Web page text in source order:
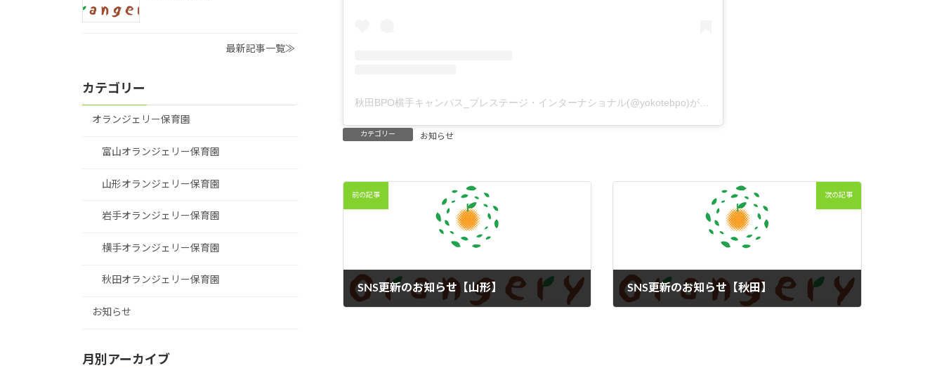
秋田BPO横手キャンパス_プレステージ・インターナショナル(@yokotebpo)がシェアした投稿
カテゴリー お知らせ
前の記事
SNS更新のお知らせ【山形】
次の記事
SNS更新のお知らせ【秋田】
最新記事一覧≫
カテゴリー
オランジェリー保育園
富山オランジェリー保育園
山形オランジェリー保育園
岩手オランジェリー保育園
横手オランジェリー保育園
秋田オランジェリー保育園
お知らせ
月別アーカイブ